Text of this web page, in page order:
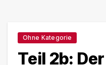
Ohne Kategorie
Teil 2b: